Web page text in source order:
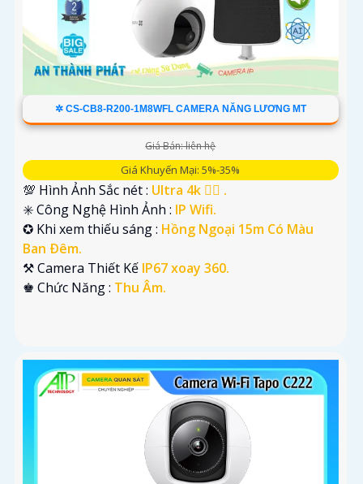
✲ CS-CB8-R200-1M8WFL CAMERA NĂNG LƯƠNG MT
Giá Bán: liên hệ
Giá Khuyến Mại: 5%-35%
💯 Hình Ảnh Sắc nét : Ultra 4k 👍🏾 .
✳️ Công Nghệ Hình Ảnh : IP Wifi.
✪ Khi xem thiếu sáng : Hồng Ngoại 15m Có Màu
Ban Ðêm.
⚒ Camera Thiết Kế IP67 xoay 360.
️♚ Chức Năng : Thu Âm.